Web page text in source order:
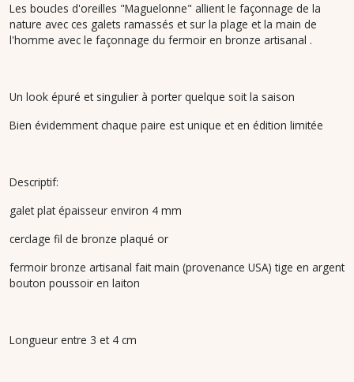
Les boucles d'oreilles "Maguelonne" allient le façonnage de la
nature avec ces galets ramassés et sur la plage et la main de
l'homme avec le façonnage du fermoir en bronze artisanal .
Un look épuré et singulier à porter quelque soit la saison
Bien évidemment chaque paire est unique et en édition limitée
Descriptif:
galet plat épaisseur environ 4 mm
cerclage fil de bronze plaqué or
fermoir bronze artisanal fait main (provenance USA) tige en argent
bouton poussoir en laiton
Longueur entre 3 et 4 cm